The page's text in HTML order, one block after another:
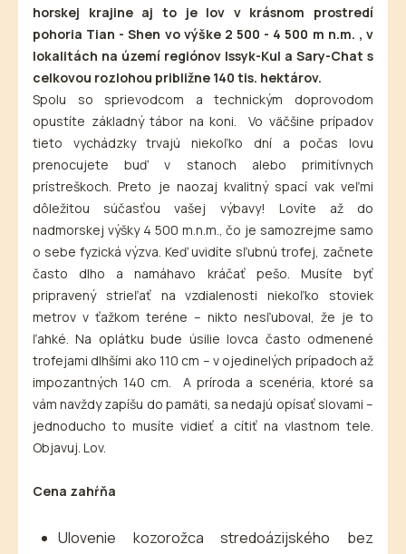
horskej krajine aj to je lov v krásnom prostredí
pohoria Tian - Shen vo výške 2 500 - 4 500 m n.m. , v
lokalitách na území regiónov Issyk-Kul a Sary-Chat s
celkovou rozlohou približne 140 tis. hektárov.
Spolu so sprievodcom a technickým doprovodom
opustíte základný tábor na koni. Vo väčšine prípadov
tieto vychádzky trvajú niekoľko dní a počas lovu
prenocujete buď v stanoch alebo primitívnych
prístreškoch. Preto je naozaj kvalitný spací vak veľmi
dôležitou súčasťou vašej výbavy! Lovíte až do
nadmorskej výšky 4 500 m.n.m., čo je samozrejme samo
o sebe fyzická výzva. Keď uvidíte sľubnú trofej, začnete
často dlho a namáhavo kráčať pešo. Musíte byť
pripravený strieľať na vzdialenosti niekoľko stoviek
metrov v ťažkom teréne – nikto nesľuboval, že je to
ľahké. Na oplátku bude úsilie lovca často odmenené
trofejami dlhšími ako 110 cm – v ojedinelých prípadoch až
impozantných 140 cm. A príroda a scenéria, ktoré sa
vám navždy zapíšu do pamäti, sa nedajú opísať slovami –
jednoducho to musíte vidieť a cítiť na vlastnom tele.
Objavuj. Lov.
Cena zahŕňa
Ulovenie kozorožca stredoázijského bez